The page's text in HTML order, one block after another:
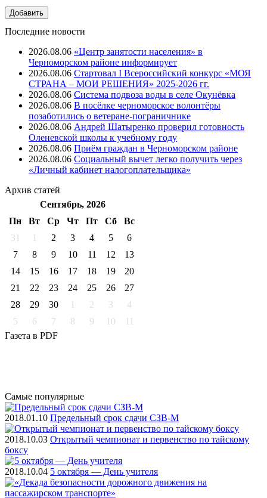
Последние новости
2026.08.06 «Центр занятости населения» в
Черноморском районе информирует
2026.08.06 Стартовал I Всероссийский конкурс «МОЯ
СТРАНА – МОИ РЕШЕНИЯ» 2025-2026 гг.
2026.08.06 Система подвоза воды в селе Окунёвка
2026.08.06 В посёлке черноморское волонтёры
позаботились о ветеране-пограничнике
2026.08.06 Андрей Шатыренко проверил готовность
Оленевской школы к учебному году
2026.08.06 Приём граждан в Черноморском районе
2026.08.06 Социальный вычет легко получить через
«Личный кабинет налогоплательщика»
Архив статей
Сентябрь, 2026
Пн
Вт Ср Чт Пт Cб
Вс
31
1 2 3 4 5
6
7
8 9 10 11 12
13
14
15 16 17 18 19
20
21
22 23 24 25 26
27
28
29 30 1 2 3
4
5
6 7 8 9 10
11
Газета в PDF
Самые популярные
2018.01.10 Предельный срок сдачи СЗВ-М
2018.10.03 Открытый чемпионат и первенство по тайскому
боксу
2018.10.04 5 октября — День учителя